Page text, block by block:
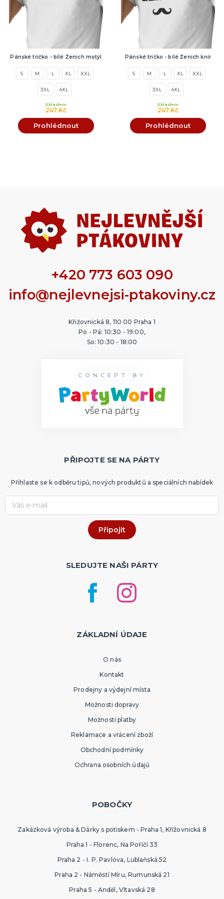
Pánské tričko - bílé Ženich motýl
S M L XL XXL
3XL 4XL
247 Kč
Skladem
Prohlédnout
Pánské tričko - bílé Ženich knír
S M L XL XXL
3XL 4XL
247 Kč
Skladem
Prohlédnout
+420 773 603 090
info@nejlevnejsi-ptakoviny.cz
Křižovnická 8, 110 00 Praha 1
Po - Pá: 10:30 - 19:00,
So: 10:30 - 18:00
CONCEPT BY
PŘIPOJTE SE NA PÁRTY
Přihlaste se k odběru tipů, nových produktů a speciálních nabídek
SLEDUJTE NAŠI PÁRTY
ZÁKLADNÍ ÚDAJE
O nás
Kontakt
Prodejny a výdejní místa
Možnosti dopravy
Možnosti platby
Reklamace a vrácení zboží
Obchodní podmínky
Ochrana osobních údajů
POBOČKY
Zakázková výroba & Dárky s potiskem - Praha 1, Křížovnická 8
Praha 1 - Florenc, Na Poříčí 33
Praha 2 - I. P. Pavlova, Lublaňská 52
Praha 2 - Náměstí Míru, Rumunská 21
Praha 5 - Anděl, Vltavská 28